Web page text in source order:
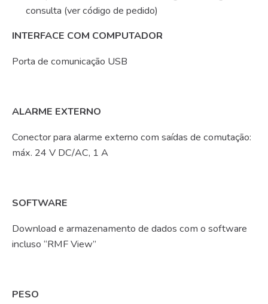
consulta (ver código de pedido)
INTERFACE COM COMPUTADOR
Porta de comunicação USB
ALARME EXTERNO
Conector para alarme externo com saídas de comutação:
máx. 24 V DC/AC, 1 A
SOFTWARE
Download e armazenamento de dados com o software
incluso “RMF View”
PESO